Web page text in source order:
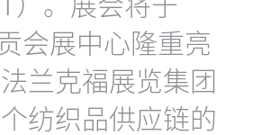
会展中心隆重亮
兰克福展览集团
纺织品供应链的